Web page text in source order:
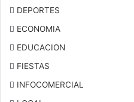
DEPORTES
ECONOMIA
EDUCACION
FIESTAS
INFOCOMERCIAL